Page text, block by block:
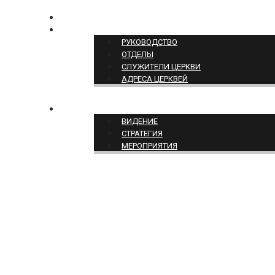
РУКОВОДСТВО
ОТДЕЛЫ
СЛУЖИТЕЛИ ЦЕРКВИ
АДРЕСА ЦЕРКВЕЙ
ВИДЕНИЕ
СТРАТЕГИЯ
МЕРОПРИЯТИЯ